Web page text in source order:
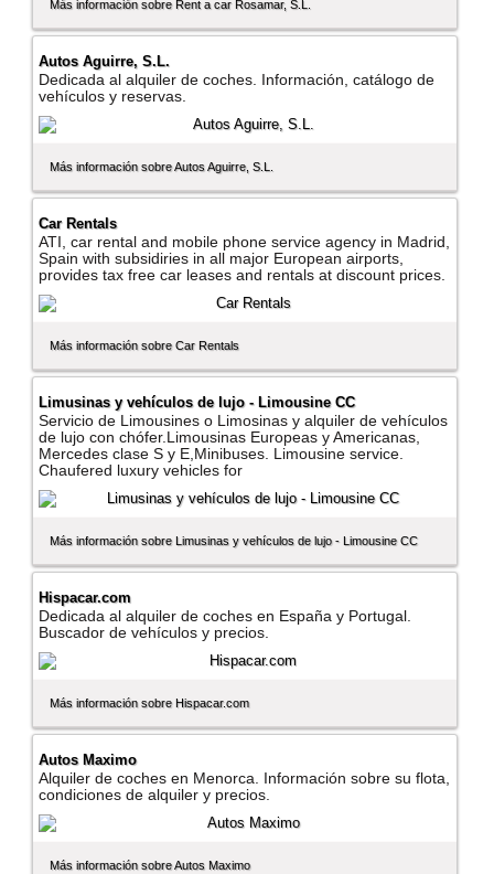
Más información sobre Rent a car Rosamar, S.L.
Autos Aguirre, S.L.
Dedicada al alquiler de coches. Información, catálogo de
vehí­culos y reservas.
Más información sobre Autos Aguirre, S.L.
Car Rentals
ATI, car rental and mobile phone service agency in Madrid,
Spain with subsidiries in all major European airports,
provides tax free car leases and rentals at discount prices.
Más información sobre Car Rentals
Limusinas y vehí­culos de lujo - Limousine CC
Servicio de Limousines o Limosinas y alquiler de vehí­culos
de lujo con chófer.Limousinas Europeas y Americanas,
Mercedes clase S y E,Minibuses. Limousine service.
Chaufered luxury vehicles for
Más información sobre Limusinas y vehí­culos de lujo - Limousine CC
Hispacar.com
Dedicada al alquiler de coches en España y Portugal.
Buscador de vehí­culos y precios.
Más información sobre Hispacar.com
Autos Maximo
Alquiler de coches en Menorca. Información sobre su flota,
condiciones de alquiler y precios.
Más información sobre Autos Maximo